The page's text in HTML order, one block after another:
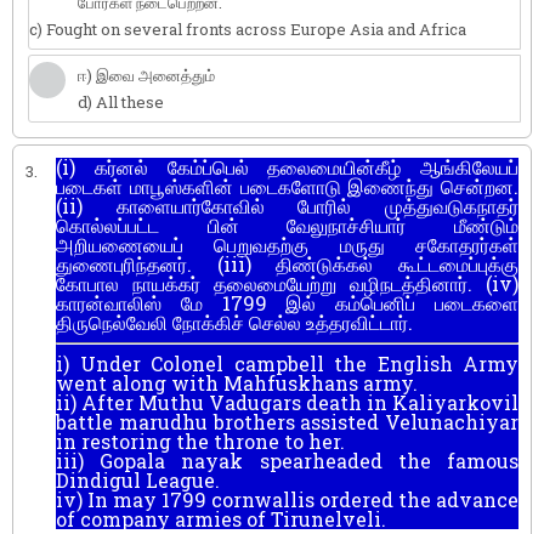
c) Fought on several fronts across Europe Asia and Africa
ஈ) இவை அனைத்தும்
d) All these
3. (i) கர்னல் கேம்ப்பெல் தலைமையின்கீழ் ஆங்கிலேயப்
படைகள் மாபூஸ்களின் படைகளோடு இணைந்து சென்றன.
(ii) காளையார்கோவில் போரில் முத்துவடுகநாதர்
கொல்லப்பட்ட பின் வேலுநாச்சியார் மீண்டும்
அறியணையைப் பெறுவதற்கு மருது சகோதரர்கள்
துணைபுரிந்தனர். (iii) திண்டுக்கல் கூட்டமைப்புக்கு
கோபால நாயக்கர் தலைமையேற்று வழிநடத்தினார். (iv)
காரன்வாலிஸ் மே 1799 இல் கம்பெனிப் படைகளை
திருநெல்வேலி நோக்கிச் செல்ல உத்தரவிட்டார்.
i) Under Colonel campbell the English Army
went along with Mahfuskhans army.
ii) After Muthu Vadugars death in Kaliyarkovil
battle marudhu brothers assisted Velunachiyar
in restoring the throne to her.
iii) Gopala nayak spearheaded the famous
Dindigul League.
iv) In may 1799 cornwallis ordered the advance
of company armies of Tirunelveli.